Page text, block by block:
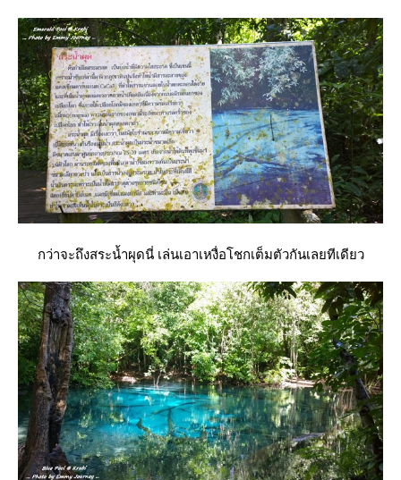
กว่าจะถึงสระน้ำผุดนี่ เล่นเอาเหงื่อโชกเต็มตัวกันเลยทีเดียว